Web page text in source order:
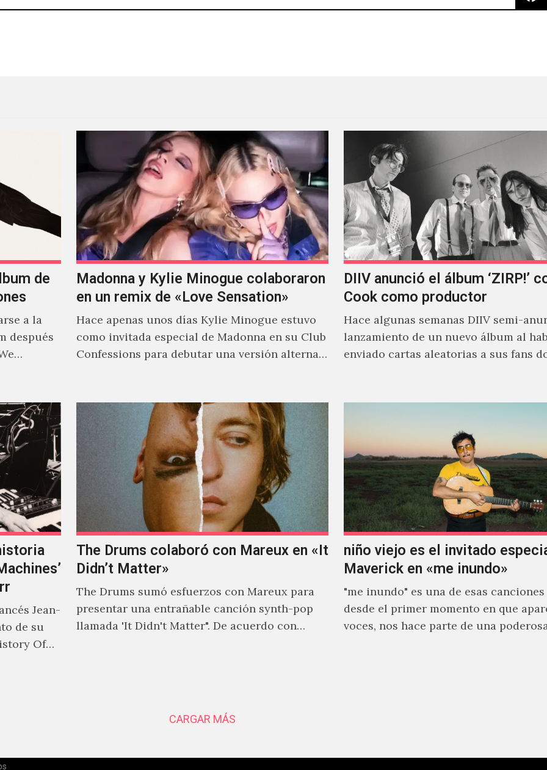
de
a la
después
Madonna y Kylie Minogue colaboraron
en un remix de «Love Sensation»
Hace apenas unos días Kylie Minogue estuvo
como invitada especial de Madonna en su Club
Confessions para debutar una versión alterna
DIIV anunció el álbum ‘ZIRP!’
Cook como productor
Hace algunas semanas DIIV semi-
lanzamiento de un nuevo álbum al
enviado cartas aleatorias a sus fans
Jean-
de su
Of
The Drums colaboró con Mareux en «It
Didn’t Matter»
The Drums sumó esfuerzos con Mareux para
presentar una entrañable canción synth-pop
llamada 'It Didn't Matter". De acuerdo con
niño viejo es el invitado
Maverick en «me inundo»
"me inundo" es una de esas canciones
desde el primer momento en que
voces, nos hace parte de una
CARGAR MÁS